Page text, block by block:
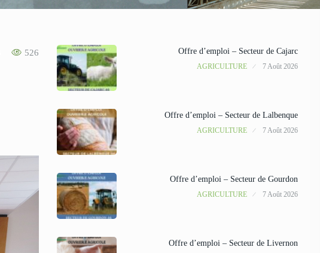
526 Offre d’emploi – Secteur de Cajarc
AGRICULTURE 7 Août 2026
Offre d’emploi – Secteur de Lalbenque
AGRICULTURE 7 Août 2026
Offre d’emploi – Secteur de Gourdon
AGRICULTURE 7 Août 2026
Offre d’emploi – Secteur de Livernon